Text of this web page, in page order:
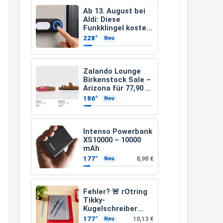
Ab 13. August bei
Aldi: Diese
Funkklingel kostet
nur 3,49 Euro
228° Neu
Zalando Lounge
Birkenstock Sale –
Arizona für 77,90 €
statt 120 €
186° Neu
Intenso Powerbank
XS10000 – 10000
mAh
177° Neu 8,98 €
Fehler? 🚨 rOtring
Tikky-
Kugelschreiber
blaue Tinte
177° Neu 10,13 €
müsste schon stornieren und
nochmal bestellen, da man
Rabattcodes oder auch
Geschenkgutscheine im
Warenkorb oder an der Kasse
VOR dem Kauf einlösen kann.
17:06
↩
Och siche den Gutschein
fürmeggelebaguetts
Kerstin
Meggle bagett Gutschein code